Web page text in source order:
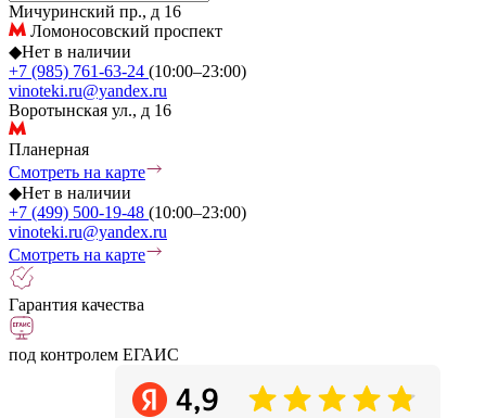
Мичуринский пр., д 16
Ломоносовский проспект
◆Нет в наличии
+7 (985) 761-63-24 (10:00–23:00)
vinoteki.ru@yandex.ru
Воротынская ул., д 16
Планерная
Смотреть на карте
◆Нет в наличии
+7 (499) 500-19-48 (10:00–23:00)
vinoteki.ru@yandex.ru
Смотреть на карте
Гарантия качества
под контролем ЕГАИС